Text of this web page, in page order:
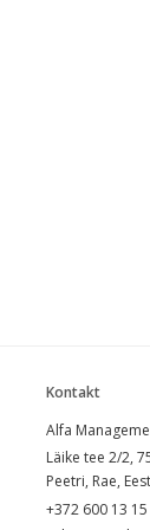
Kontakt
Alfa
Läike tee 2/2,
Peetri, Rae,
+372 600 13 15